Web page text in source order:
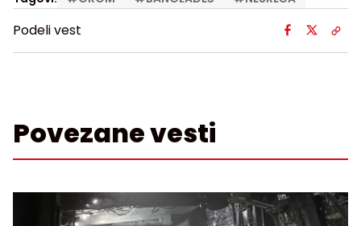
Podeli vest
Povezane vesti